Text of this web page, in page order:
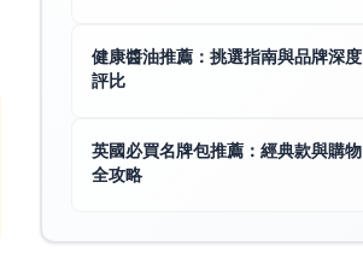
健康醬油推薦：挑選指南與品牌深度
評比
英國必買名牌包推薦：經典款與購物
全攻略